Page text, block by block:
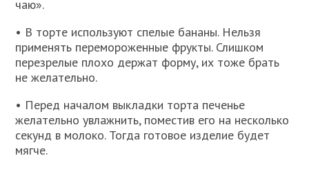
чаю».
• В торте используют спелые бананы. Нельзя
применять перемороженные фрукты. Слишком
перезрелые плохо держат форму, их тоже брать
не желательно.
• Перед началом выкладки торта печенье
желательно увлажнить, поместив его на несколько
секунд в молоко. Тогда готовое изделие будет
мягче.